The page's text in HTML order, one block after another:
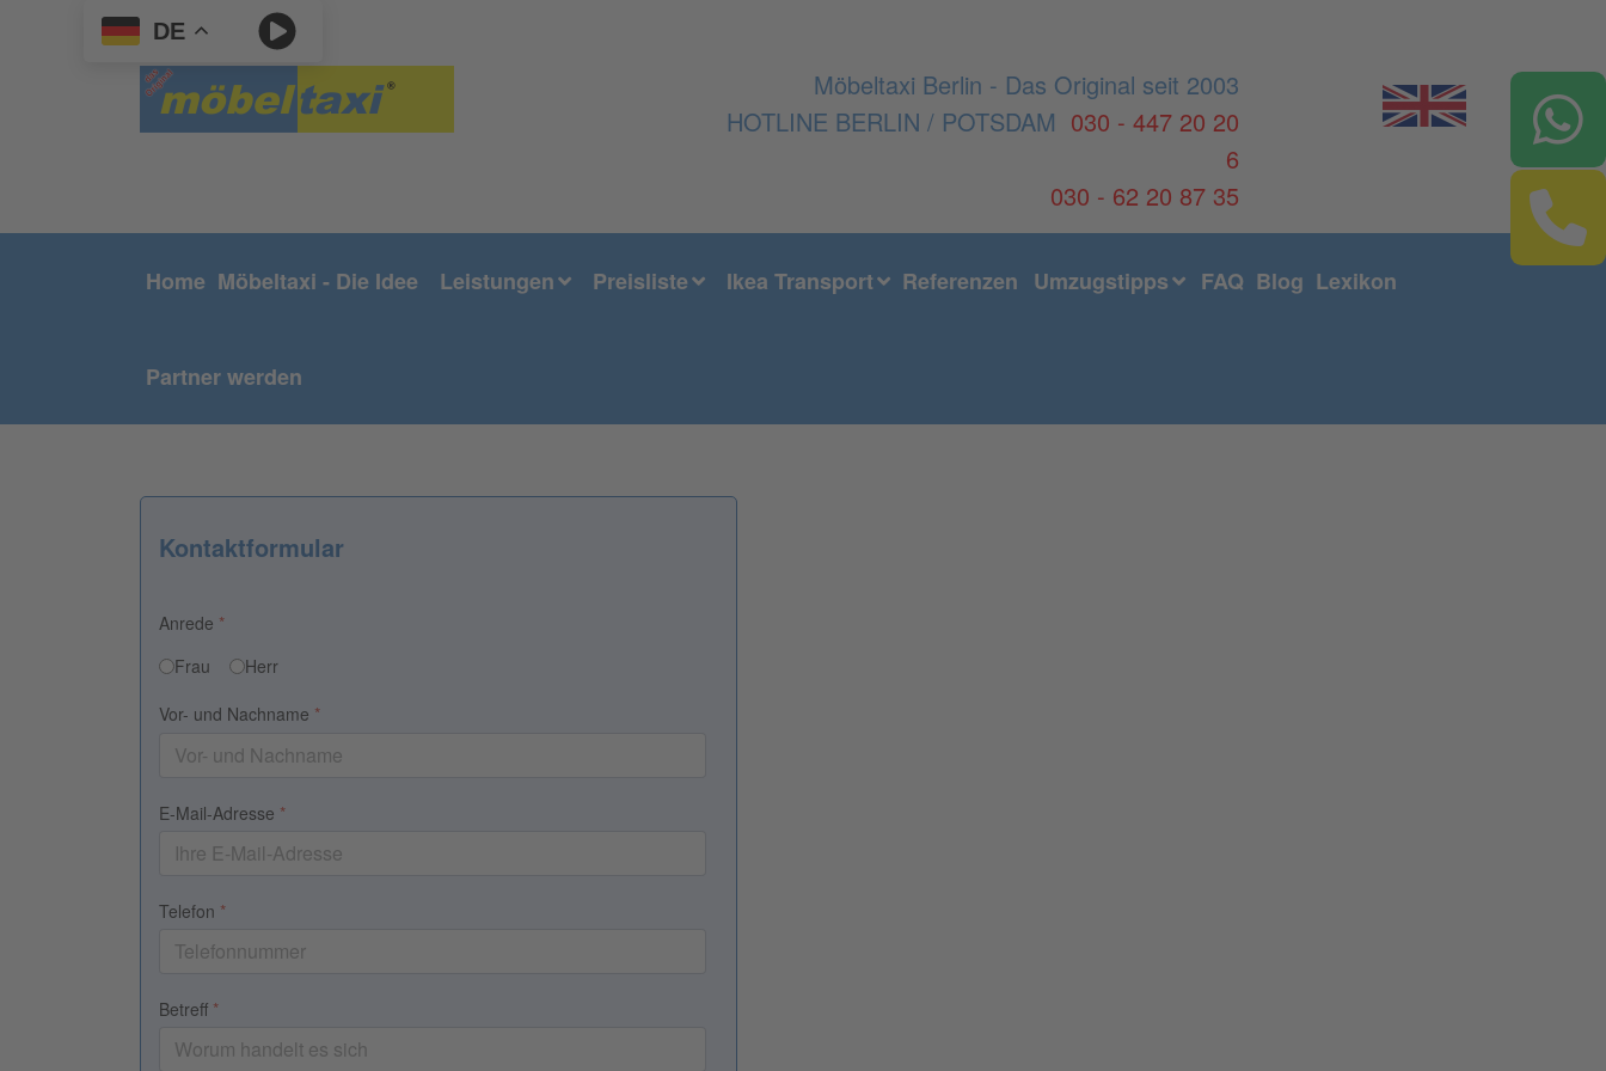
DE
Möbeltaxi Berlin - Das Original seit 2003
HOTLINE BERLIN / POTSDAM 030 - 447 20 20
6
030 - 62 20 87 35
Home Möbeltaxi - Die Idee Leistungen Preisliste Ikea Transport Referenzen Umzugstipps FAQ Blog Lexikon
Partner werden
Kontaktformular
Anrede *
Frau
Herr
Vor- und Nachname *
E-Mail-Adresse *
Telefon *
Betreff *